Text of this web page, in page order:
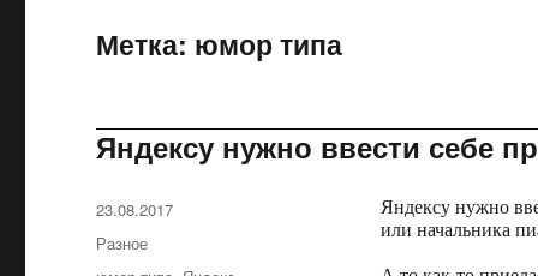
Метка: юмор типа
Яндексу нужно ввести себе
Яндексу нужно
или начальника
Опубликовано
23.08.2017
Рубрики
Разное